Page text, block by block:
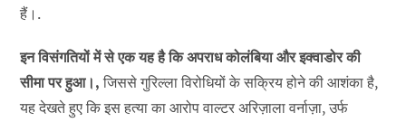
हैं।.
इन विसंगतियों में से एक यह है कि अपराध कोलंबिया और इक्वाडोर की
सीमा पर हुआ।, जिससे गुरिल्ला विरोधियों के सक्रिय होने की आशंका है,
यह देखते हुए कि इस हत्या का आरोप वाल्टर अरिज़ाला वर्नाज़ा, उर्फ